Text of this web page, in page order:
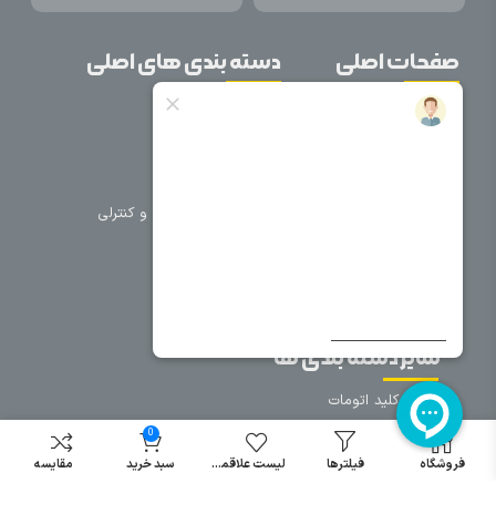
صفحات اصلی
خانه
دسته بندی های اصلی
تجهیزات حفاظتی و کنترلی
سایر دسته بندی ها
خرید کلید اتومات
خرید کنتاکتور
خرید فیوز
فروشگاه فیلترها لیست علاقمندی
0
سبد خرید مقایسه